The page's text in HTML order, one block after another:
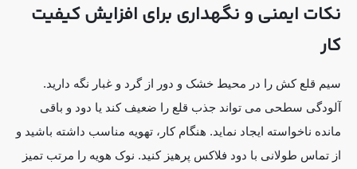
نکات ایمنی و نگهداری برای افزایش کیفیت
کار
سیم قلع کش را در محیط خشک و دور از گرد و غبار نگه دارید.
آلودگی سطحی می تواند جذب قلع را ضعیف کند یا دود و باقی
مانده ناخواسته ایجاد نماید. هنگام کار، تهویه مناسب داشته باشید و
از تماس طولانی با دود فلاکس پرهیز کنید. نوک هویه را مرتب تمیز